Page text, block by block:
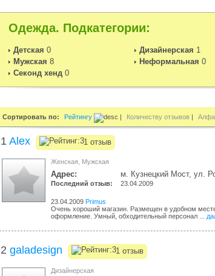
Одежда. Подкатегории:
Детская 0 Дизайнерская 1
Мужская 8 Неформальная 0
Секонд хенд 0
Сортировать по: Рейтингу | Количеству отзывов |
1 Alex 1 отзыв
Женская Мужская
Адрес: м. Кузнецкий Мост, ул.
Последний отзыв: 23.04.2009
23.04.2009 Primus
Очень хороший магазин. Размещен в удобном
оформление. Умный, обходительный персонал ...
2 galadesign 1 отзыв
Дизайнерская